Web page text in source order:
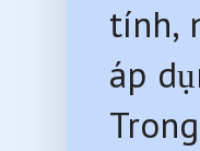
tính,
áp